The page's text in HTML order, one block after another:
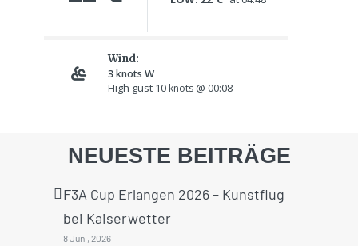
NEUESTE BEITRÄGE
F3A Cup Erlangen 2026 – Kunstflug
bei Kaiserwetter
8 Juni, 2026